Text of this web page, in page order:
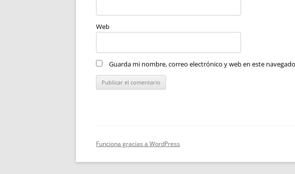
Web
Guarda mi nombre, correo electrónico y web en este
Funciona gracias a WordPress